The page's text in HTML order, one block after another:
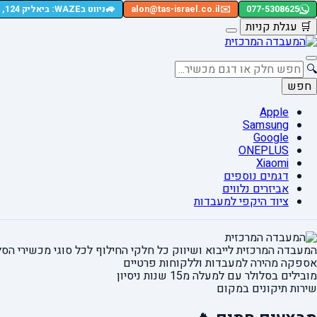
077-5308625
✉️
alon@tas-israel.co.il
🚙ניווט בWAZE: ביאליק 124, רמת גן
🛒 עגלת קניות
🔍
חפש
Apple
Samsung
Google
ONEPLUS
Xiaomi
דגמים נוספים
אביזרים נלווים
ציוד היקפי למעבדות
המעבדה המרכזית לייבוא ושיווק כל חלקי החילוף לכל סוגי מכשירי
אספקה מהירהלמעבדות וללקוחות פרטיים
מובילים בסלולר עם למעלה מ15 שנות ניסיון
שירות תיקונים במקום